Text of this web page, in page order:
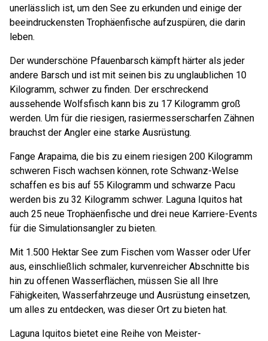
unerlässlich ist, um den See zu erkunden und einige der
beeindruckensten Trophäenfische aufzuspüren, die darin
leben.
Der wunderschöne Pfauenbarsch kämpft härter als jeder
andere Barsch und ist mit seinen bis zu unglaublichen 10
Kilogramm, schwer zu finden. Der erschreckend
aussehende Wolfsfisch kann bis zu 17 Kilogramm groß
werden. Um für die riesigen, rasiermesserscharfen Zähnen
brauchst der Angler eine starke Ausrüstung.
Fange Arapaima, die bis zu einem riesigen 200 Kilogramm
schweren Fisch wachsen können, rote Schwanz-Welse
schaffen es bis auf 55 Kilogramm und schwarze Pacu
werden bis zu 32 Kilogramm schwer. Laguna Iquitos hat
auch 25 neue Trophäenfische und drei neue Karriere-Events
für die Simulationsangler zu bieten.
Mit 1.500 Hektar See zum Fischen vom Wasser oder Ufer
aus, einschließlich schmaler, kurvenreicher Abschnitte bis
hin zu offenen Wasserflächen, müssen Sie all Ihre
Fähigkeiten, Wasserfahrzeuge und Ausrüstung einsetzen,
um alles zu entdecken, was dieser Ort zu bieten hat.
Laguna Iquitos bietet eine Reihe von Meister-